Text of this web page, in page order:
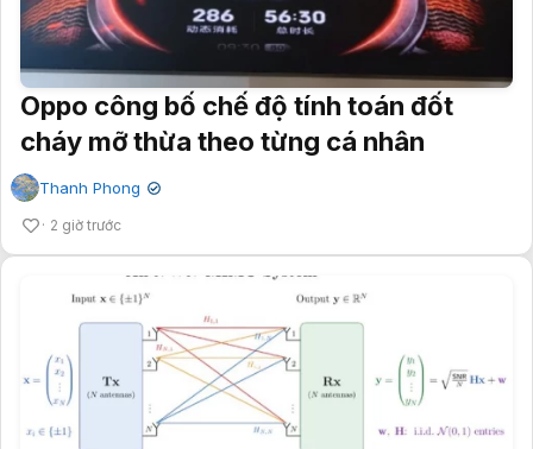
Oppo công bố chế độ tính toán đốt
cháy mỡ thừa theo từng cá nhân
Thanh Phong ✔
2 giờ trước